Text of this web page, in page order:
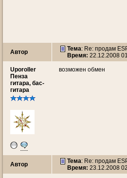
Автор Тема: Re: продам
Время: 22.12.2008
Uporoller
Пенза
гитара, бас-
гитара
возможен обмен
Автор Тема: Re: продам
Время: 23.12.2008